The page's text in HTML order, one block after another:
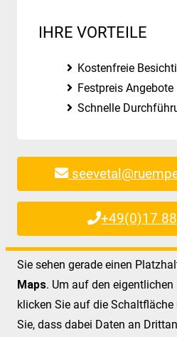
IHRE VORTEILE
Kostenfreie
Festpreis Angebote
Schnelle
+49(0)17
Sie sehen gerade einen
Maps. Um auf den
klicken Sie auf die
Sie, dass dabei Daten an